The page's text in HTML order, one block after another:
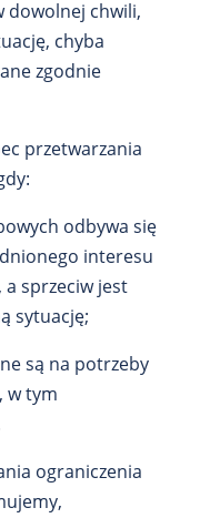
dowolnej chwili,
chyba
zgodnie
przetwarzania
odbywa się
interesu
sprzeciw jest
sytuację;
są na potrzeby
w tym
ograniczenia